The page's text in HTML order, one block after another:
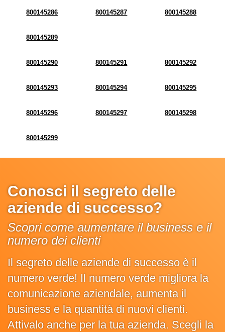
800145286 800145287 800145288
800145289
800145290 800145291 800145292
800145293 800145294 800145295
800145296 800145297 800145298
800145299
Conosci il segreto delle
aziende di successo?
Scopri come aumentare il business e il
numero dei clienti
Il segreto delle aziende di successo è il
numero verde! Il numero verde migliora la
comunicazione aziendale, aumenta il
business e la quantità di nuovi clienti.
Attivalo anche per la tua azienda. Scegli la